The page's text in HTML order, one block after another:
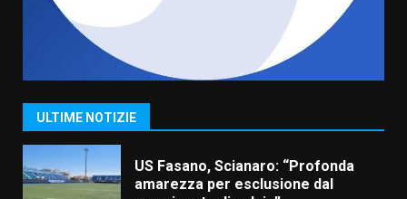
ULTIME NOTIZIE
7 Agosto 2026 06:05
2
US Fasano, Scianaro: “Profonda
amarezza per esclusione dal
Fasanese ferito a colpi di arma